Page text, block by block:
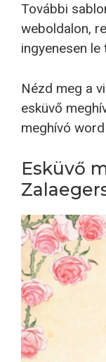
További
weboldalon,
ingyenesen
Nézd meg a
esküvő
meghívó
Esküvő